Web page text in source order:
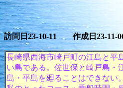
訪問日23-10-11 作成日23-11-
長崎県西海市崎戸町の江島と平
い島である。佐世保と崎戸島・
島・平島を廻ることはできない。